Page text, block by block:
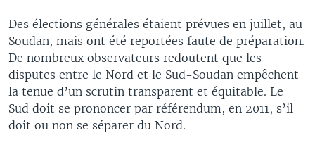
Des élections générales étaient prévues en juillet, au
Soudan, mais ont été reportées faute de préparation.
De nombreux observateurs redoutent que les
disputes entre le Nord et le Sud-Soudan empêchent
la tenue d’un scrutin transparent et équitable. Le
Sud doit se prononcer par référendum, en 2011, s’il
doit ou non se séparer du Nord.